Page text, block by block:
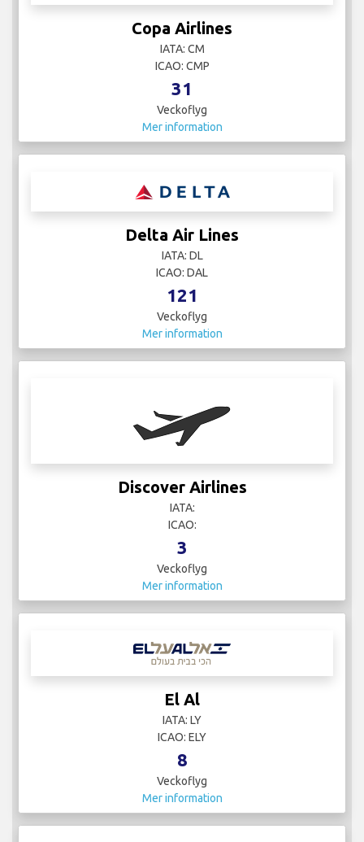
Copa Airlines
IATA: CM
ICAO: CMP
31
Veckoflyg
Mer information
Delta Air Lines
IATA: DL
ICAO: DAL
121
Veckoflyg
Mer information
Discover Airlines
IATA:
ICAO:
3
Veckoflyg
Mer information
El Al
IATA: LY
ICAO: ELY
8
Veckoflyg
Mer information